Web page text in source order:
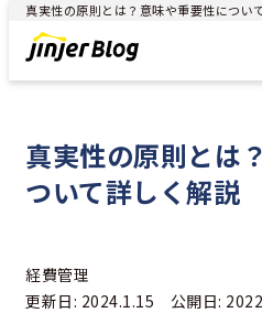
真実性の原則とは
ついて詳しく解説
経費管理
更新日: 2024.1.15 公開日: